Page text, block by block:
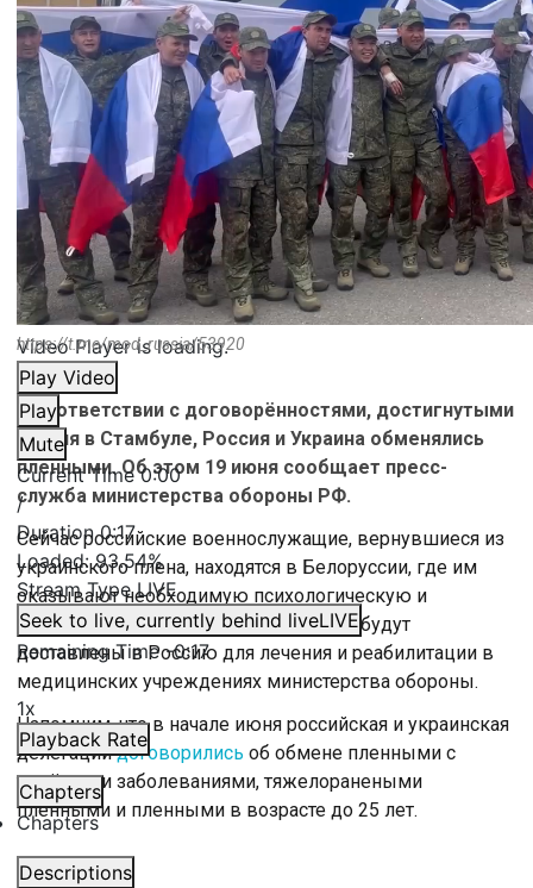
Video Player is loading.
Play Video
Play
Mute
Current Time0:00
/
Duration0:17
Loaded:93.54%
Stream TypeLIVE
Seek to live, currently behind liveLIVE
Remaining Time-0:17
1x
Playback Rate
Chapters
Chapters
Descriptions
https://t.me/mod_russia/53920
В соответствии с договорённостями, достигнутыми
2 июня в Стамбуле, Россия и Украина обменялись
пленными. Об этом 19 июня сообщает пресс-
служба министерства обороны РФ.
Сейчас российские военнослужащие, вернувшиеся из
украинского плена, находятся в Белоруссии, где им
оказывают необходимую психологическую и
медицинскую помощь. Затем все они будут
доставлены в Россию для лечения и реабилитации в
медицинских учреждениях министерства обороны.
Напомним, что в начале июня российская и украинская
делегациидоговорились об обмене пленными с
тяжёлыми заболеваниями, тяжелоранеными
пленными и пленными в возрасте до 25 лет.